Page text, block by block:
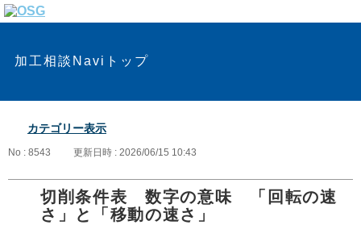
加工相談Naviトップ
カテゴリー表示
No : 8543 更新日時 : 2026/06/15 10:43
切削条件表 数字の意味 「回転の速
さ」と「移動の速さ」